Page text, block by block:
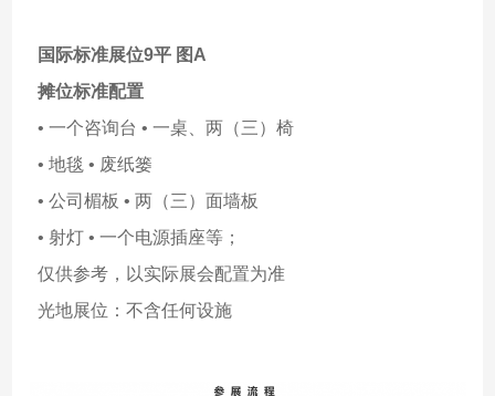
国际标准展位9平 图A
摊位标准配置
• 一个咨询台 • 一桌、两（三）椅
• 地毯 • 废纸篓
• 公司楣板 • 两（三）面墙板
• 射灯 • 一个电源插座等；
仅供参考，以实际展会配置为准
光地展位：不含任何设施